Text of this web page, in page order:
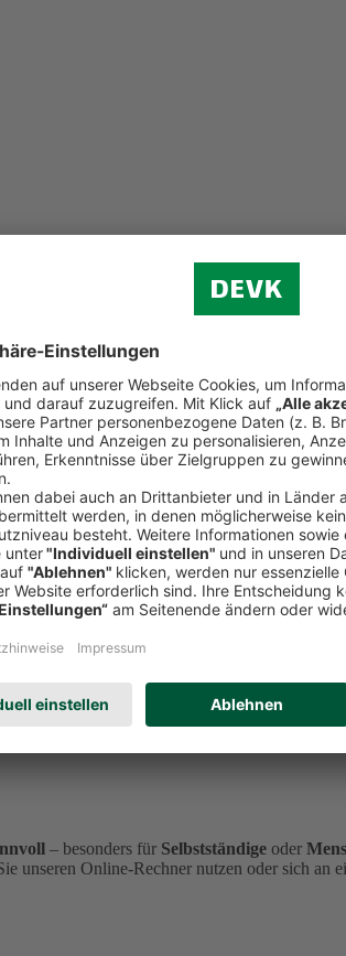
mindestens vier Personen
der DEVK.
Schulweg auch in Ihrer Freizeitjederzeit
Fällennicht, weshalb vor allem die finanziellen
Unfallschutz nicht greift. Wussten
Zuhause und Arbeitsstätte bzw. Schule
schließen Sie diese Lücke
und
– besonders für Selbstständige oder
unseren Online-Rechner nutzen oder sich an